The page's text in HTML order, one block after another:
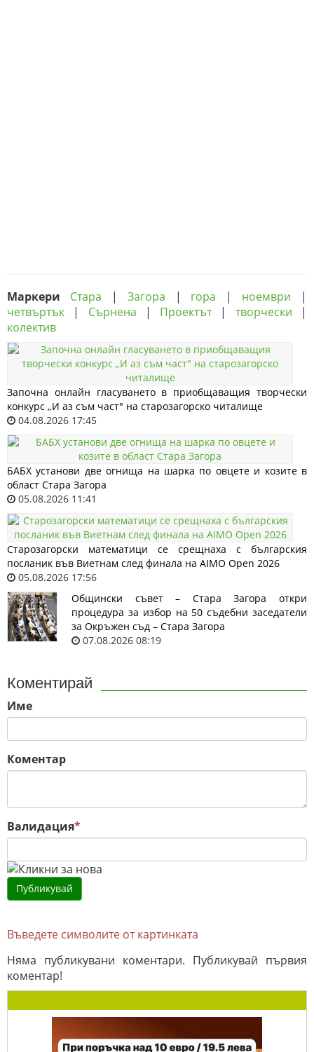
Маркери Стара | Загора | гора | ноември |
четвъртък | Сърнена | Проектът| творчески |
колектив
Започна онлайн гласуването в приобщаващия творчески
конкурс „И аз съм част" на старозагорско читалище
04.08.2026 17:45
БАБХ установи две огнища на шарка по овцете и козите в
област Стара Загора
05.08.2026 11:41
Старозагорски математици се срещнаха с българския
посланик във Виетнам след финала на AIMO Open 2026
05.08.2026 17:56
Общински съвет – Стара Загора откри
процедура за избор на 50 съдебни заседатели
за Окръжен съд – Стара Загора
07.08.2026 08:19
Коментирай
Име
Коментар
Валидация*
Въведете символите от картинката
Няма публикувани коментари. Публикувай първия
коментар!